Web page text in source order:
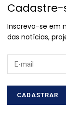
Cadastre-
Inscreva-se em
das notícias,